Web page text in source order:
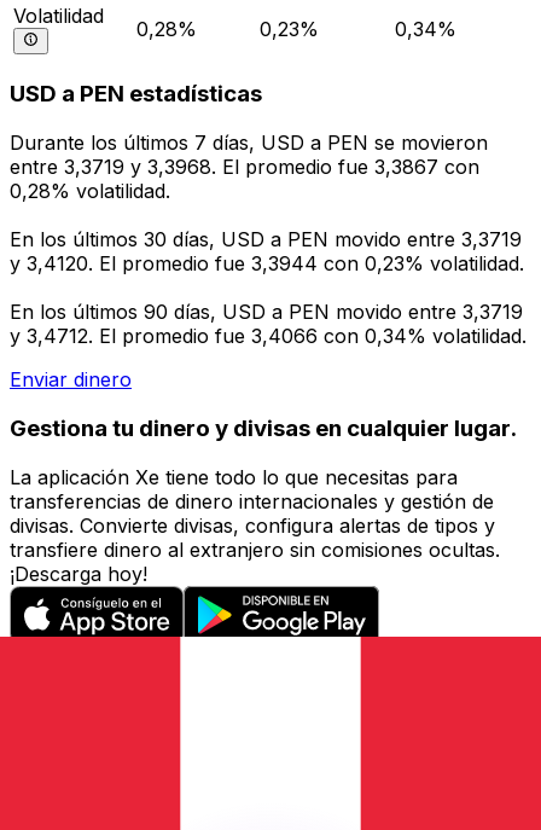
Volatilidad
0,28% 0,23% 0,34%
USD a PEN estadísticas
Durante los últimos 7 días, USD a PEN se movieron
entre 3,3719 y 3,3968. El promedio fue 3,3867 con
0,28% volatilidad.
En los últimos 30 días, USD a PEN movido entre 3,3719
y 3,4120. El promedio fue 3,3944 con 0,23% volatilidad.
En los últimos 90 días, USD a PEN movido entre 3,3719
y 3,4712. El promedio fue 3,4066 con 0,34% volatilidad.
Enviar dinero
Gestiona tu dinero y divisas en cualquier lugar.
La aplicación Xe tiene todo lo que necesitas para
transferencias de dinero internacionales y gestión de
divisas. Convierte divisas, configura alertas de tipos y
transfiere dinero al extranjero sin comisiones ocultas.
¡Descarga hoy!